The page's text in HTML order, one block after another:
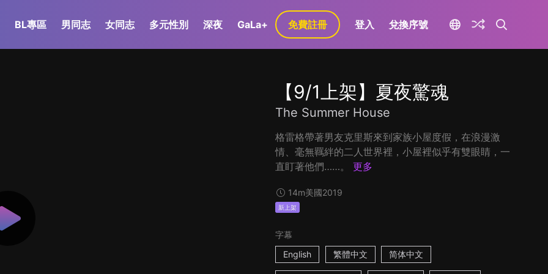
BL專區 男同志 女同志 多元性別 深夜 GaLa+ 免費註冊 登入 兌換序號
【9/1上架】夏夜驚魂
The Summer House
格雷格帶著男友克里斯來到家族小屋度假，在浪漫激
情、毫無羈絆的二人世界裡，小屋裡似乎有雙眼睛，一
直盯著他們……。
更多
14m美國2019
新上架
字幕
English
繁體中文 简体中文